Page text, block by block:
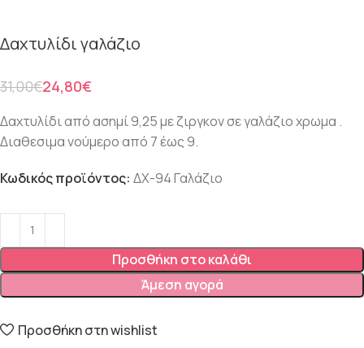
Δαχτυλίδι γαλάζιο
31,00€24,80€
Δαχτυλίδι από ασημί 9,25 με ζιργκον σε γαλάζιο χρωμα .
Διαθεσιμα νούμερο από 7 έως 9.
Κωδικός προϊόντος: ΔΧ-94 Γαλάζιο
Προσθήκη στο καλάθι
Άμεση αγορά
Προσθήκη στη wishlist